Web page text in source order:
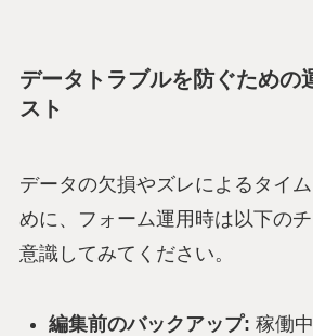
データトラブルを防ぐための
スト
データの欠損やズレによるタイ
めに、フォーム運用時は以下の
意識してみてください。
編集前のバックアップ: 稼働